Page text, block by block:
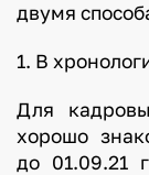
двумя
1. В
Для
хорошо
до 01.09.21